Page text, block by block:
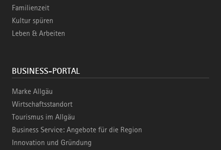
Familienzeit
Kultur spüren
Leben & Arbeiten
BUSINESS-PORTAL
Marke Allgäu
Wirtschaftsstandort
Tourismus im Allgäu
Business Service: Angebote für die Region
Innovation und Gründung